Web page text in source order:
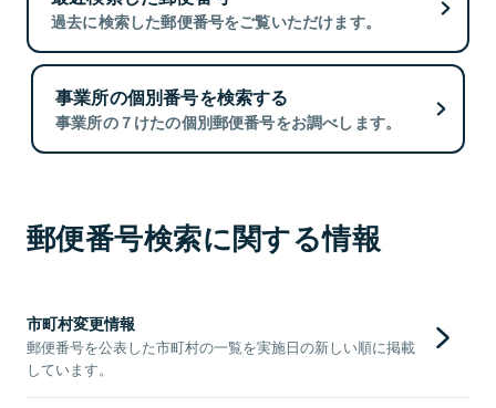
過去に検索した郵便番号をご覧いただけます。
事業所の個別番号を検索する
事業所の７けたの個別郵便番号をお調べします。
郵便番号検索に関する情報
市町村変更情報
郵便番号を公表した市町村の一覧を実施日の新しい順に掲載
しています。